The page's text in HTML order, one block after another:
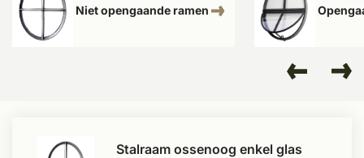
Niet opengaande ramen
Stalraam ossenoog enkel glas